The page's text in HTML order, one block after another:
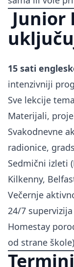
Junior
15 sati
intenzivniji
Sve lekcije
Materijali,
Svakodnevne
radionice,
Sedmični izleti
Kilkenny,
Večernje
24/7
Homestay
od strane škole)